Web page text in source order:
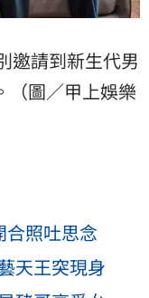
邀請到新生代男
（圖／甲上娛樂
照吐思念
天王突現身